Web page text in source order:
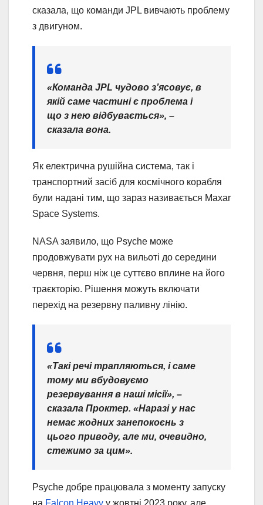
сказала, що команди JPL вивчають проблему
з двигуном.
«Команда JPL чудово з’ясовує, в
якій саме частині є проблема і
що з нею відбувається», –
сказала вона.
Як електрична рушійна система, так і
транспортний засіб для космічного корабля
були надані тим, що зараз називається Maxar
Space Systems.
NASA заявило, що Psyche може
продовжувати рух на вильоті до середини
червня, перш ніж це суттєво вплине на його
траєкторію. Рішення можуть включати
перехід на резервну паливну лінію.
«Такі речі трапляються, і саме
тому ми вбудовуємо
резервування в наші місії», –
сказала Проктер. «Наразі у нас
немає жодних занепокоєнь з
цього приводу, але ми, очевидно,
стежимо за цим».
Psyche добре працювала з моменту запуску
на Falcon Heavy у жовтні 2023 року, але